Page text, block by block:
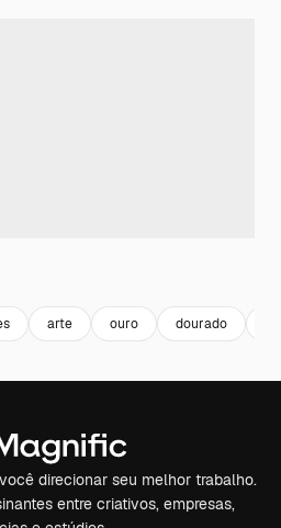
arte ouro dourado
direcionar seu melhor trabalho.
entre criativos, empresas,